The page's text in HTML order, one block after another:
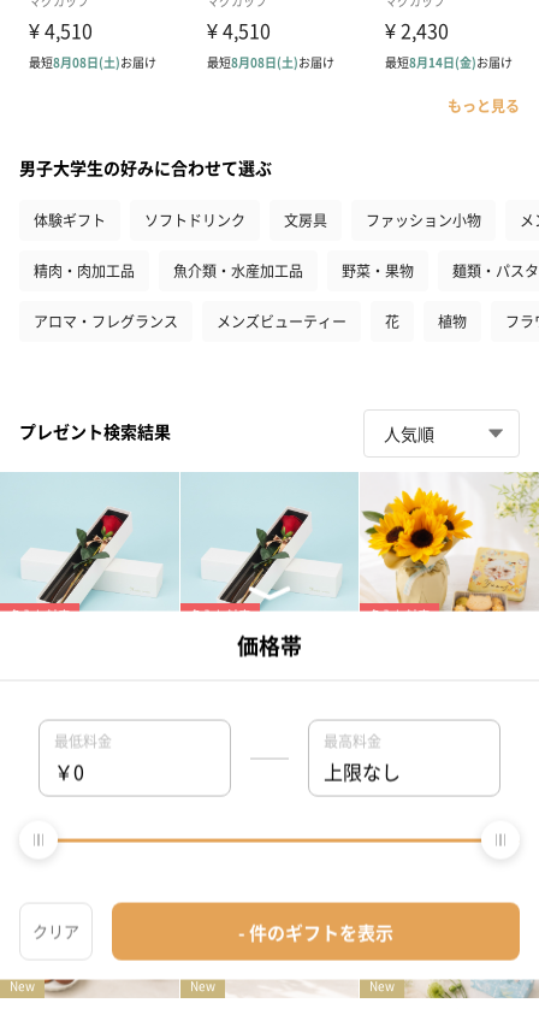
もっと見る
男子大学生の好みに合わせて選ぶ
体験ギフト ソフトドリンク 文房具 ファッション小物 メ
精肉・肉加工品 魚介類・水産加工品 野菜・果物 麺類・パスタ
アロマ・フレグランス メンズビューティー 花 植物 フラ
プレゼント検索結果